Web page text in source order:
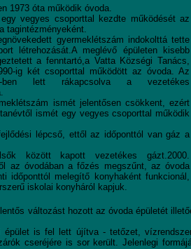
1973 óta működik óvoda.
vegyes csoporttal kezdte működését az
tagintézményeként.
gyermeklétszám indokolttá tette
létrehozását.A meglévő épületen kisebb
a fenntartó,a Vatta Községi Tanács,
ig két csoporttal működött az óvoda. Az
ben lett rákapcsolva a vezetékes
ismét jelentősen csökkent, ezért
ismét egy vegyes csoporttal működik
lépcső, ettől az időponttól van gáz a
között kapott vezetékes gázt.2000.
az óvodában a főzés megszűnt, az óvoda
időponttól melegítő konyhaként funkcionál,
iskolai konyháról kapjuk.
változást hozott az óvoda épületét
épület is fel lett újítva - tetőzet,
cseréjére is sor került. Jelenlegi